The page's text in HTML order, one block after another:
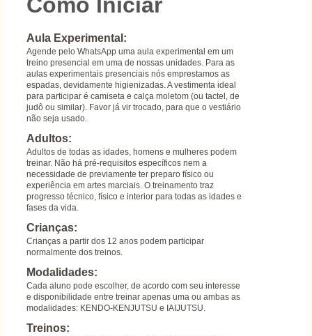
Como Iniciar
Aula Experimental:
Agende pelo WhatsApp uma aula experimental em um
treino presencial em uma de nossas unidades. Para as
aulas experimentais presenciais nós emprestamos as
espadas, devidamente higienizadas. A vestimenta ideal
para participar é camiseta e calça moletom (ou tactel, de
judô ou similar). Favor já vir trocado, para que o vestiário
não seja usado.
Adultos:
Adultos de todas as idades, homens e mulheres podem
treinar. Não há pré-requisitos específicos nem a
necessidade de previamente ter preparo físico ou
experiência em artes marciais. O treinamento traz
progresso técnico, físico e interior para todas as idades e
fases da vida.
Crianças:
Crianças a partir dos 12 anos podem participar
normalmente dos treinos.
Modalidades:
Cada aluno pode escolher, de acordo com seu interesse
e disponibilidade entre treinar apenas uma ou ambas as
modalidades: KENDO-KENJUTSU e IAIJUTSU.
Treinos: